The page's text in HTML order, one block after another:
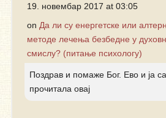
19. новембар 2017 at 03:05
on Да ли су енергетске или
методе лечења безбедне у
смислу? (питање психологу)
Поздрав и помаже Бог. Ево и ја
прочитала овај